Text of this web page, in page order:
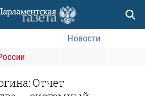
Новости
Отчет